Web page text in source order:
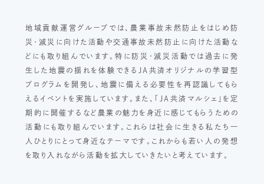
地域貢献運営グループでは、農業事故未然防止をはじめ防
災・減災に向けた活動や交通事故未然防止に向けた活動な
どにも取り組んでいます。特に防災・減災活動では過去に発
生した地震の揺れを体験できるJA共済オリジナルの学習型
プログラムを開発し、地震に備える必要性を再認識してもら
えるイベントを実施しています。また、「JA共済マルシェ」を定
期的に開催するなど農業の魅力を身近に感じてもらうための
活動にも取り組んでいます。これらは社会に生きる私たち一
人ひとりにとって身近なテーマです。これからも若い人の発想
を取り入れながら活動を拡大していきたいと考えています。